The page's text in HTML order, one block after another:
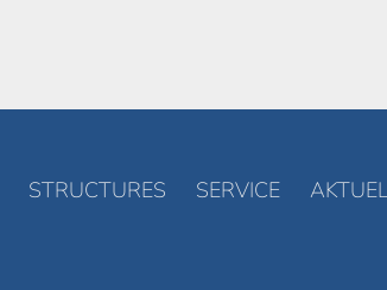
STRUCTURES SERVICE